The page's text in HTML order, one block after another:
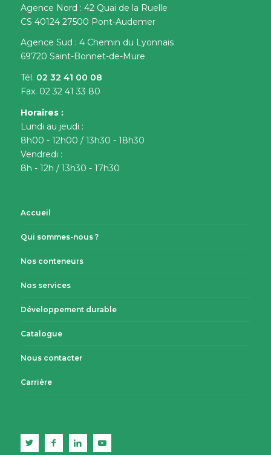
Agence Nord : 42 Quai de la Ruelle
CS 40124 27500 Pont-Audemer
Agence Sud : 4 Chemin du Lyonnais
69720 Saint-Bonnet-de-Mure
Tél. 02 32 41 00 08
Fax. 02 32 41 33 80
Horaires :
Lundi au jeudi :
8h00 - 12h00 / 13h30 - 18h30
Vendredi :
8h - 12h / 13h30 - 17h30
Accueil
Qui sommes-nous ?
Nos conteneurs
Nos services
Développement durable
Catalogue
Nous contacter
Carrière